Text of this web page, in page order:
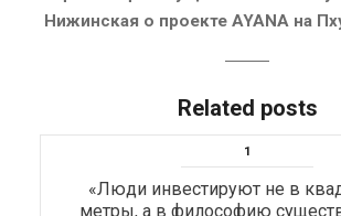
Нижинская о проекте AYANA на
Related posts
«Люди инвестируют не в
метры, а в философию